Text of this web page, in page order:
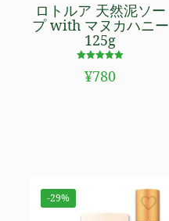
ロトルア 天然泥ソー
プ with マヌカハニー
125g
5.00
¥780
-29%